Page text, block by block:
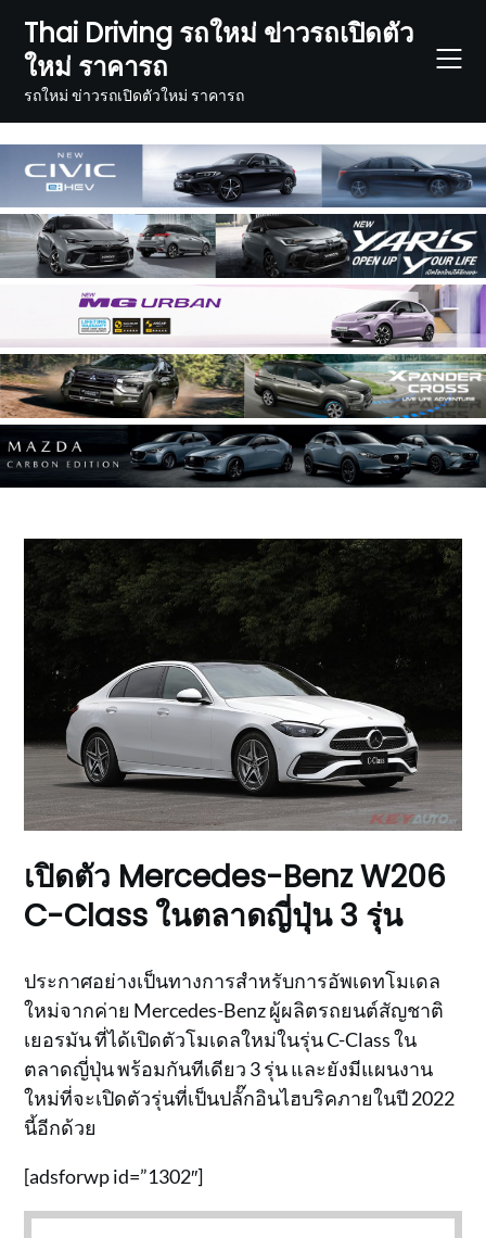
content
Thai Driving รถใหม่ ข่าวรถเปิดตัว
ใหม่ ราคารถ
รถใหม่ ข่าวรถเปิดตัวใหม่ ราคารถ
เปิดตัว Mercedes-Benz W206
C-Class ในตลาดญี่ปุ่น 3 รุ่น
ประกาศอย่างเป็นทางการสำหรับการอัพเดทโมเดล
ใหม่จากค่าย Mercedes-Benz ผู้ผลิตรถยนต์สัญชาติ
เยอรมัน ที่ได้เปิดตัวโมเดลใหม่ในรุ่น C-Class ใน
ตลาดญี่ปุ่น พร้อมกันทีเดียว 3 รุ่น และยังมีแผนงาน
ใหม่ที่จะเปิดตัวรุ่นที่เป็นปลั๊กอินไฮบริคภายในปี 2022
นี้อีกด้วย
[adsforwp id=”1302″]